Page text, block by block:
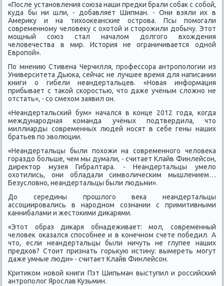
«После установления союза наши предки брали собак с собой,
куда бы ни шли, - добавляет Шипман. - Они взяли их в
Америку и на тихоокеанские острова. Псы помогали
современному человеку с охотой и сторожили добычу. Этот
мощный союз стал началом долгого вхождения
человечества в мир. История не ограничивается одной
Европой».
По мнению Стивена Черчилля, профессора антропологии из
Университета Дьюка, сейчас не лучшее время для написании
книги о гибели неандертальцев. «Новая информация
прибывает с такой скоростью, что даже учёным сложно не
отстать», - со смехом заявил он.
«Неандертальский бум» начался в конце 2012 года, когда
международная команда учёных подтвердила, что
миллиарды современных людей носят в себе гены наших
братьев по эволюции.
«Неандертальцы были похожи на современного человека
гораздо больше, чем мы думали, - считает Клайв Финлейсон,
директор музея Гибралтара. - Неандертальцы умело
охотились, они обладали символическим мышлением…
Безусловно, неандертальцы были людьми».
До середины прошлого века неандертальцы
ассоциировались в народном сознании с примитивными
каннибалами и жестокими дикарями.
«Этот образ дикаря обнадеживает: мол, современный
человек оказался способнее и в конечном счете победил. А
что, если неандертальцы были ничуть не глупее наших
предков? Стоит признать горькую истину: вымереть могут
даже умные люди» - считает Клайв Финлейсон.
Критиком новой книги Пэт Шипьман выступил и российский
антрополог Ярослав Кузьмин.